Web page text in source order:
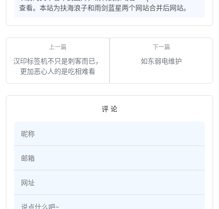
查看。本站为扶海浪子和雨剑蓝星两个网站合并后网站。
汉印标签机不只是刺客而已，
更加恶心人的是吃相难看
如东弱电维护
评 论